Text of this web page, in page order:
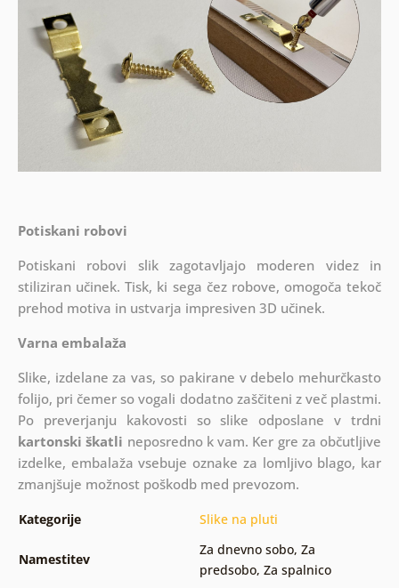
Potiskani robovi
Potiskani robovi slik zagotavljajo moderen videz in
stiliziran učinek. Tisk, ki sega čez robove, omogoča tekoč
prehod motiva in ustvarja impresiven 3D učinek.
Varna embalaža
Slike, izdelane za vas, so pakirane v debelo mehurčkasto
folijo, pri čemer so vogali dodatno zaščiteni z več plastmi.
Po preverjanju kakovosti so slike odposlane v trdni
kartonski škatli neposredno k vam. Ker gre za občutljive
izdelke, embalaža vsebuje oznake za lomljivo blago, kar
zmanjšuje možnost poškodb med prevozom.
Kategorije Slike na pluti
Namestitev
Za dnevno sobo, Za
predsobo, Za spalnico